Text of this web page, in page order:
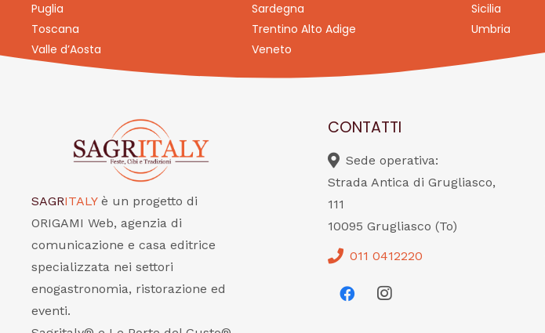
Puglia
Sardegna
Sicilia
Toscana
Trentino Alto Adige
Umbria
Valle d’Aosta
Veneto
SAGRITALY è un progetto di
ORIGAMI Web, agenzia di
comunicazione e casa editrice
specializzata nei settori
enogastronomia, ristorazione ed
eventi.
CONTATTI
Sede operativa:
Strada Antica di Grugliasco,
111
10095 Grugliasco (To)
011 0412220